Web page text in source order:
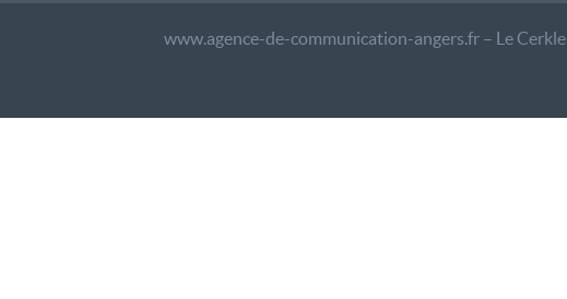
www.agence-de-communication-angers.fr – Le Cerkle